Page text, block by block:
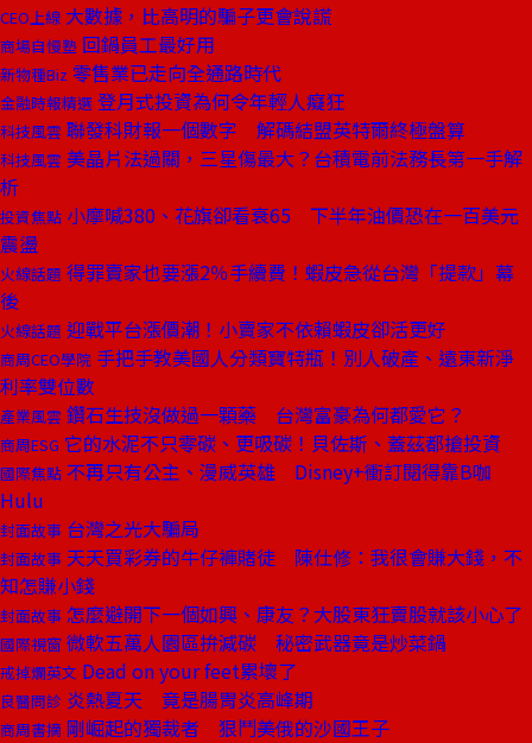
CEO上線 大數據，比高明的騙子更會說謊
商場自慢塾 回鍋員工最好用
新物種Biz 零售業已走向全通路時代
金融時報精選 登月式投資為何令年輕人癡狂
科技風雲 聯發科財報一個數字 解碼結盟英特爾終極盤算
科技風雲 美晶片法過關，三星傷最大？台積電前法務長第一手解
析
投資焦點 小摩喊380、花旗卻看衰65 下半年油價恐在一百美元
震盪
火線話題 得罪賣家也要漲2％手續費！蝦皮急從台灣「提款」幕
後
火線話題 迎戰平台漲價潮！小賣家不依賴蝦皮卻活更好
商周CEO學院 手把手教美國人分類寶特瓶！別人破產、遠東新淨
利率雙位數
產業風雲 鑽石生技沒做過一顆藥 台灣富豪為何都愛它？
商周ESG 它的水泥不只零碳、更吸碳！貝佐斯、蓋茲都搶投資
國際焦點 不再只有公主、漫威英雄 Disney+衝訂閱得靠B咖
Hulu
封面故事 台灣之光大騙局
封面故事 天天買彩券的牛仔褲賭徒 陳仕修：我很會賺大錢，不
知怎賺小錢
封面故事 怎麼避開下一個如興、康友？大股東狂賣股就該小心了
國際視窗 微軟五萬人園區拚減碳 秘密武器竟是炒菜鍋
戒掉爛英文 Dead on your feet累壞了
良醫問診 炎熱夏天 竟是腸胃炎高峰期
商周書摘 剛崛起的獨裁者 狠鬥美俄的沙國王子